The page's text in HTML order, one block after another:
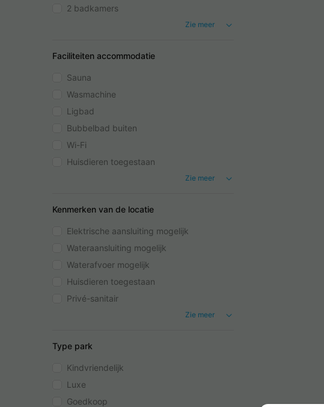
2 badkamers
Zie meer
Faciliteiten accommodatie
Sauna
Wasmachine
Ligbad
Bubbelbad buiten
Wi-Fi
Huisdieren toegestaan
Zie meer
Kenmerken van de locatie
Elektrische aansluiting mogelijk
Wateraansluiting mogelijk
Waterafvoer mogelijk
Huisdieren toegestaan
Privé-sanitair
Zie meer
Type park
Kindvriendelijk
Luxe
Goedkoop